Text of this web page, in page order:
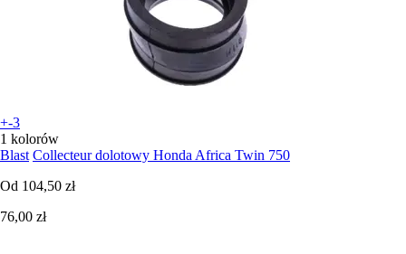
+-3
1 kolorów
Blast Collecteur dolotowy Honda Africa Twin 750
Od 104,50 zł
76,00 zł